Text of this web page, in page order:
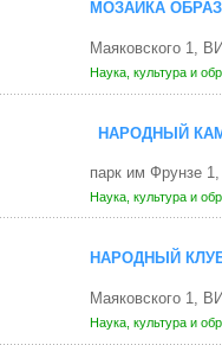
МОЗАИКА
Маяковского 1,
Наука, культура и
НАРОДНЫЙ
парк им Фрунзе
Наука, культура и
НАРОДНЫЙ
Маяковского 1,
Наука, культура и